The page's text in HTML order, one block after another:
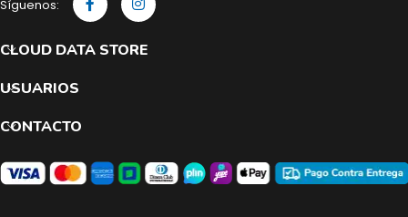
Síguenos:
CLOUD DATA STORE
USUARIOS
CONTACTO